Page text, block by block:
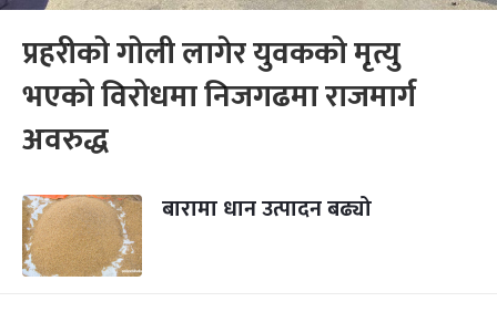
प्रहरीको गोली लागेर युवकको मृत्यु
भएको विरोधमा निजगढमा राजमार्ग
अवरुद्ध
बारामा धान उत्पादन बढ्यो